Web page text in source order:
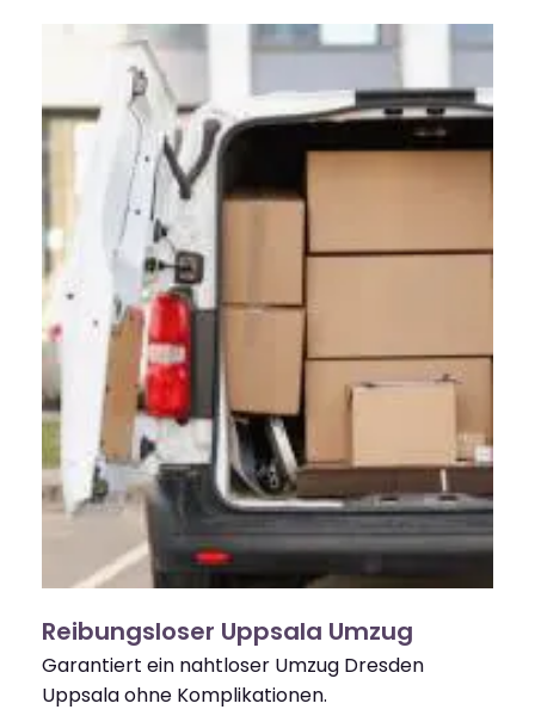
Reibungsloser Uppsala Umzug
Garantiert ein nahtloser Umzug Dresden
Uppsala ohne Komplikationen.